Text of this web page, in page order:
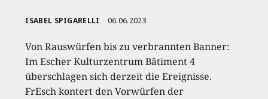
ISABEL SPIGARELLI 06.06.2023
Von Rauswürfen bis zu verbrannten Banner:
Im Escher Kulturzentrum Bâtiment 4
überschlagen sich derzeit die Ereignisse.
FrEsch kontert den Vorwürfen der